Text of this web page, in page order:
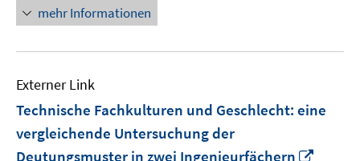
mehr Informationen
Externer Link
Technische Fachkulturen und Geschlecht: eine
vergleichende Untersuchung der
Deutungsmuster in zwei Ingenieurfächern